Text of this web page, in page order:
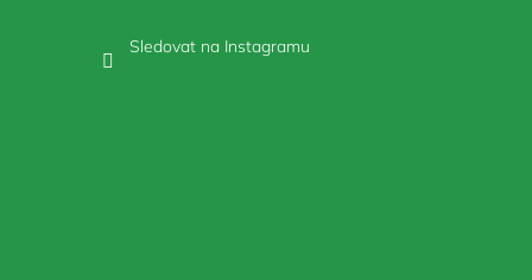
Sledovat na Instagramu